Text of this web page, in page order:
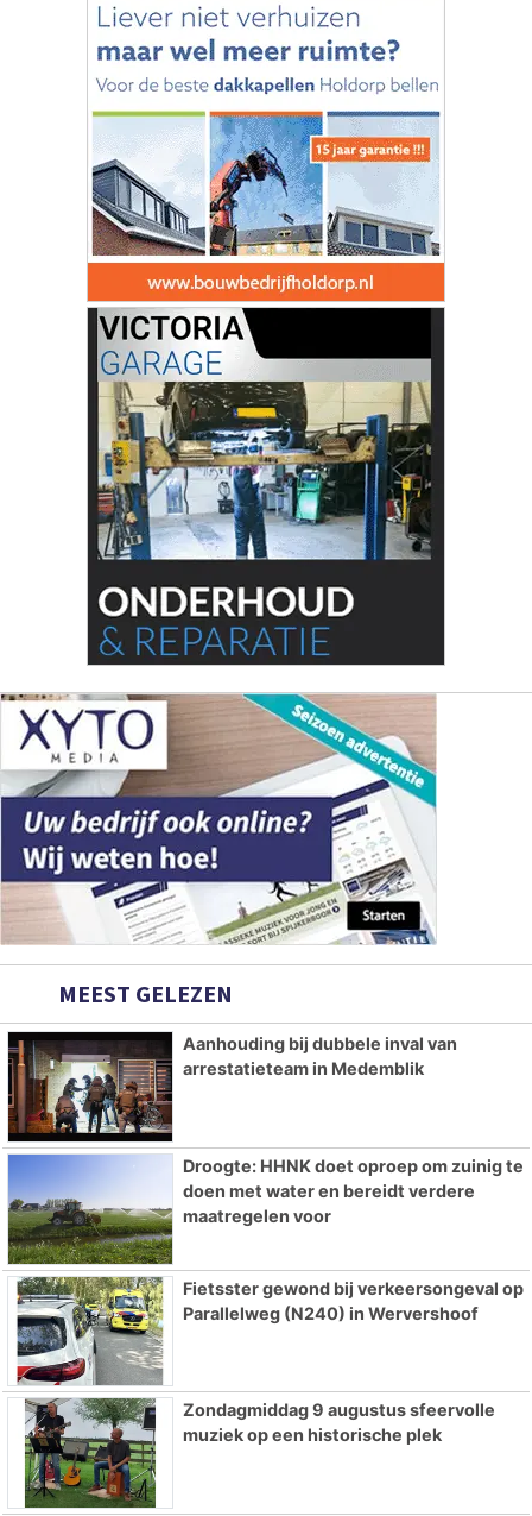
MEEST GELEZEN
Aanhouding bij dubbele inval van
arrestatieteam in Medemblik
Droogte: HHNK doet oproep om zuinig te
doen met water en bereidt verdere
maatregelen voor
Fietsster gewond bij verkeersongeval op
Parallelweg (N240) in Wervershoof
Zondagmiddag 9 augustus sfeervolle
muziek op een historische plek